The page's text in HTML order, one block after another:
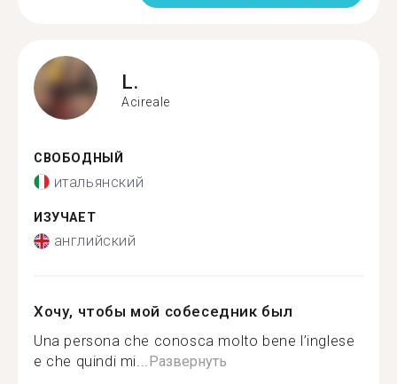
L.
Acireale
СВОБОДНЫЙ
итальянский
ИЗУЧАЕТ
английский
Хочу, чтобы мой собеседник был
Una persona che conosca molto bene l’inglese
e che quindi mi...Развернуть